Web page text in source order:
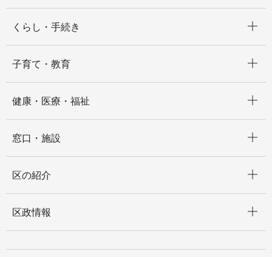
くらし・手続き
子育て・教育
健康・医療・福祉
窓口・施設
区の紹介
区政情報